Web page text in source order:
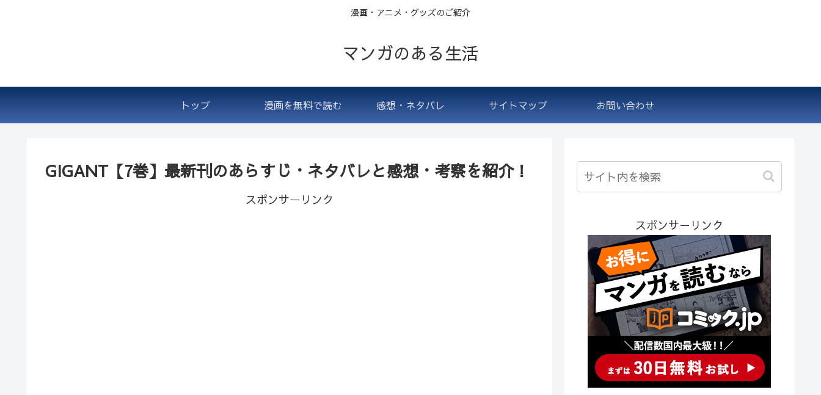
漫画・アニメ・グッズのご紹介
マンガのある生活
トップ 漫画を無料で読む 感想・ネタバレ サイトマップ お問い合わせ
GIGANT【7巻】最新刊のあらすじ・ネタバレと感想・考察を紹介！
スポンサーリンク
スポンサーリンク